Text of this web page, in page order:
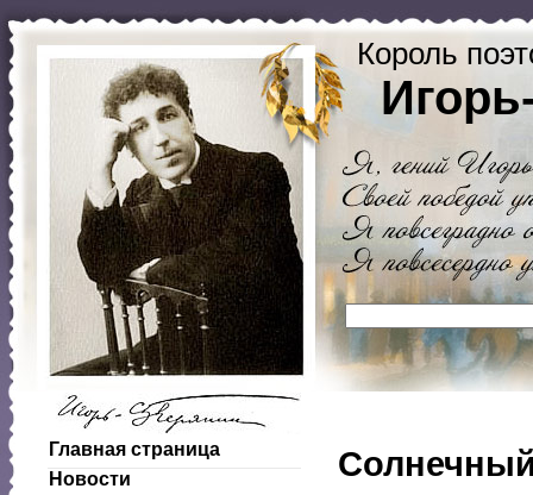
Король
Главная страница
Новости